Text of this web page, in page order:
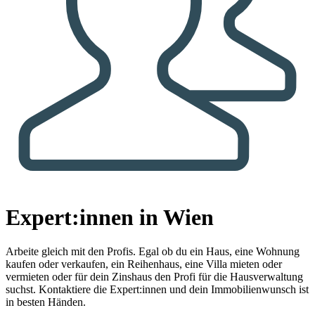
Expert:innen in Wien
Arbeite gleich mit den Profis. Egal ob du ein Haus, eine Wohnung
kaufen oder verkaufen, ein Reihenhaus, eine Villa mieten oder
vermieten oder für dein Zinshaus den Profi für die Hausverwaltung
suchst. Kontaktiere die Expert:innen und dein Immobilienwunsch ist
in besten Händen.